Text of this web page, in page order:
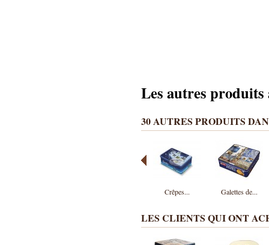
Les autres
30 AUTRES PRODUITS
Crêpes... Galettes de...
LES CLIENTS QUI ONT